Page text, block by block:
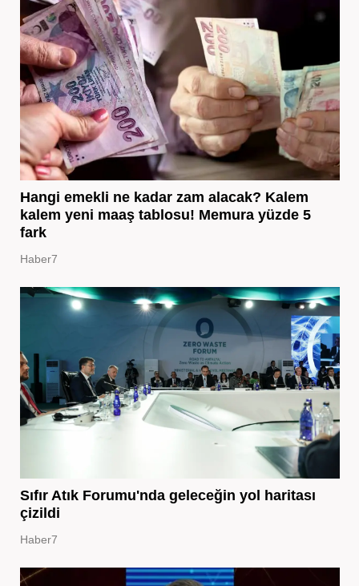
Hangi emekli ne kadar zam alacak? Kalem
kalem yeni maaş tablosu! Memura yüzde 5
fark
Haber7
Sıfır Atık Forumu'nda geleceğin yol haritası
çizildi
Haber7